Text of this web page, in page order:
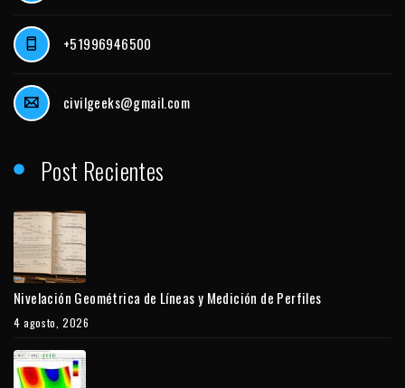
+51996946500
civilgeeks@gmail.com
Post Recientes
Nivelación Geométrica de Líneas y Medición de Perfiles
4 agosto, 2026